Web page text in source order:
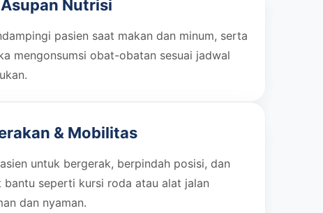
Nutrisi
pasien saat makan dan minum, serta
mengonsumsi obat-obatan sesuai jadwal
& Mobilitas
untuk bergerak, berpindah posisi, dan
bantu seperti kursi roda atau alat jalan
dan nyaman.